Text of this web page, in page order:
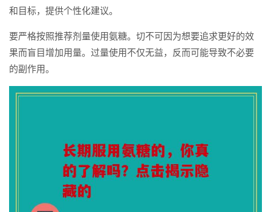
和目标，提供个性化建议。
要严格按照推荐剂量使用氨糖。切不可因为想要追求更好的效
果而盲目增加用量。过量使用不仅无益，反而可能导致不必要
的副作用。